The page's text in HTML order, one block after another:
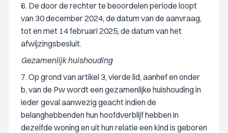
6. De door de rechter te beoordelen periode loopt
van 30 december 2024, de datum van de aanvraag,
tot en met 14 februari 2025, de datum van het
afwijzingsbesluit.
Gezamenlijk huishouding
7. Op grond van artikel 3, vierde lid, aanhef en onder
b, van de Pw wordt een gezamenlijke huishouding in
ieder geval aanwezig geacht indien de
belanghebbenden hun hoofdverblijf hebben in
dezelfde woning en uit hun relatie een kind is geboren